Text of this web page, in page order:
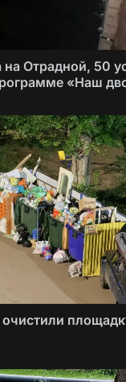
Отрадной, 50
«Наш